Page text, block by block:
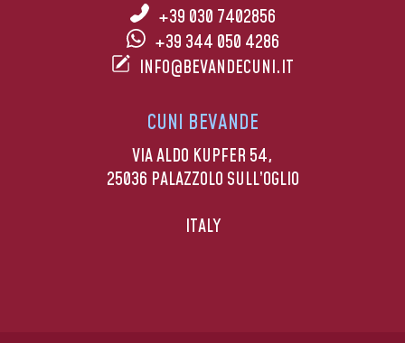
+39 030 7402856
+39 344 050 4286
INFO@BEVANDECUNI.IT
CUNI BEVANDE
VIA ALDO KUPFER 54,
25036 PALAZZOLO SULL’OGLIO
ITALY